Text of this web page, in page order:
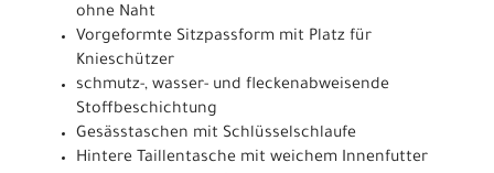
ohne Naht
Vorgeformte Sitzpassform mit Platz für
Knieschützer
schmutz-, wasser- und fleckenabweisende
Stoffbeschichtung
Gesässtaschen mit Schlüsselschlaufe
Hintere Taillentasche mit weichem Innenfutter